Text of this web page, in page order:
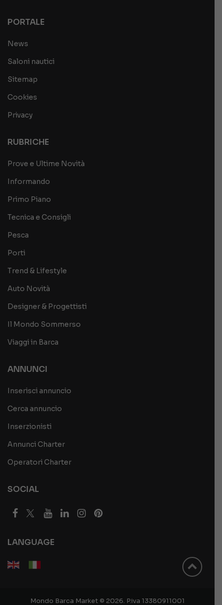
PORTALE
News
Saloni nautici
Sitemap
Cookies
Privacy
RUBRICHE
Prove e Ultime Novità
Informando
Primo Piano
Tecnica e Consigli
Pesca
Porti
Trend & Lifestyle
Auto Novità
Designer & Progettisti
Il Mondo Sommerso
Viaggi in Barca
ANNUNCI
Inserisci annuncio
Cerca annuncio
Inserzionisti
Annunci Charter
Operatori Charter
SOCIAL
LANGUAGE
Mondo Barca Market © 2026. P.iva 13380911001